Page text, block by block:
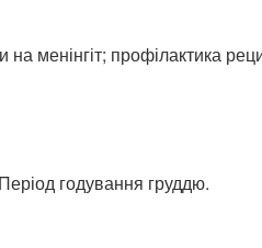
на менінгіт; профілактика
годування груддю.